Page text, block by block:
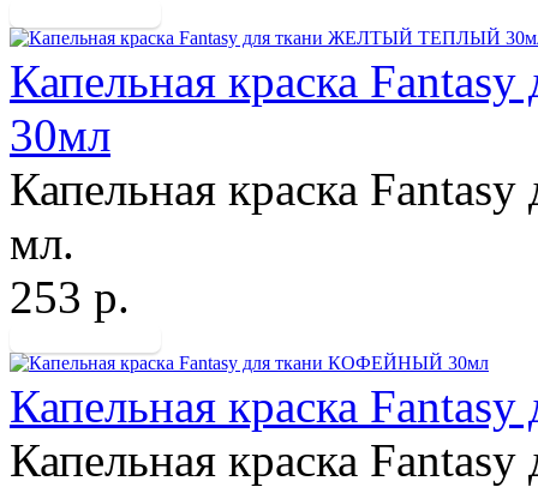
Капельная краска
30мл
Капельная краска
мл.
253 р.
Капельная краска
Капельная краска